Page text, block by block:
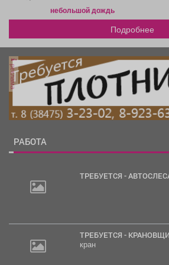
небольшой дождь
Подробнее
реклама
РАБОТА
ТРЕБУЕТСЯ -
ТРЕБУЕТСЯ -
кран